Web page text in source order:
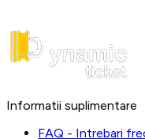
Informatii suplimentare
FAQ - Intrebari